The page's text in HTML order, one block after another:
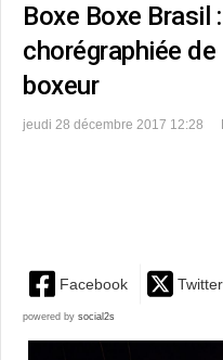
Boxe Boxe Brasil
chorégraphiée de
boxeur
jeudi 28 décembre 2017 12:28
Facebook Twitter
powered by social2s